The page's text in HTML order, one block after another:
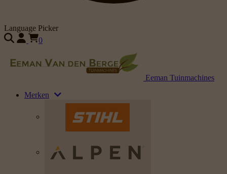
Language Picker
0
Eeman Tuinmachines
Merken